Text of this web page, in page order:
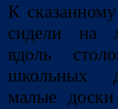
К
сидели на
вдоль
школьных
малые